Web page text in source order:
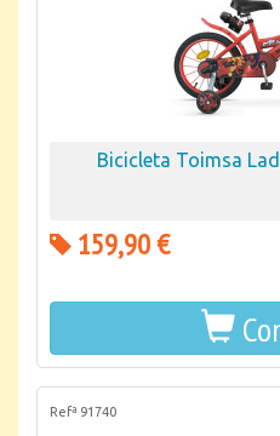
Bicicleta Toimsa
159,90 €
Refª 91740